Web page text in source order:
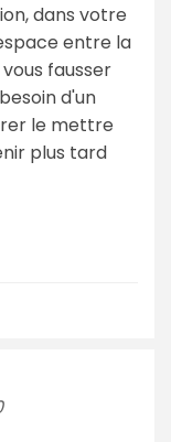
dans votre
entre la
fausser
d'un
le mettre
plus tard